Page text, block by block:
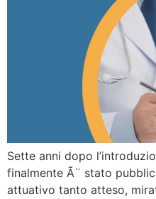
Sette anni dopo
finalmente Ã¨ stato
attuativo tanto atteso,